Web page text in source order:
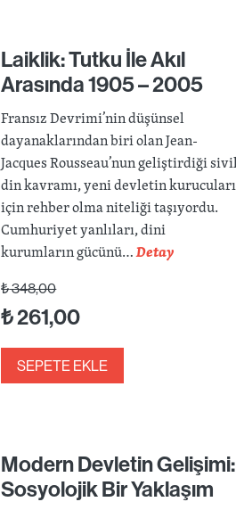
Laiklik: Tutku İle Akıl
Arasında 1905 – 2005
Fransız Devrimi’nin düşünsel
dayanaklarından biri olan Jean-
Jacques Rousseau’nun geliştirdiği
din kavramı, yeni devletin kurucuları
için rehber olma niteliği taşıyordu.
Cumhuriyet yanlıları, dini
kurumların gücünü…Detay
₺348,00
₺261,00
SEPETE EKLE
Modern Devletin Gelişimi:
Sosyolojik Bir Yaklaşım